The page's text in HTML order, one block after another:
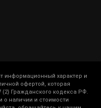
информационный характер и
офертой, которая
(2) Гражданского кодекса РФ.
наличии и стоимости